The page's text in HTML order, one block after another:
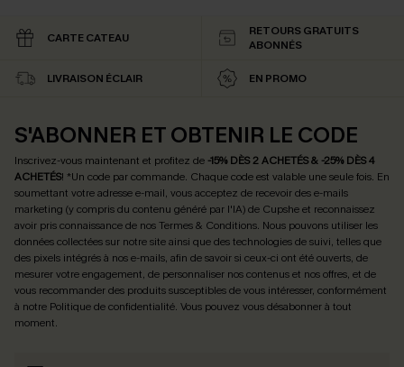
CARTE CATEAU
RETOURS GRATUITS
ABONNÉS
LIVRAISON ÉCLAIR EN PROMO
S'ABONNER ET OBTENIR LE CODE
Inscrivez-vous maintenant et profitez de -15% DÈS 2 ACHETÉS & -25% DÈS 4
ACHETÉS! *Un code par commande. Chaque code est valable une seule fois. En
soumettant votre adresse e-mail, vous acceptez de recevoir des e-mails
marketing (y compris du contenu généré par l'IA) de Cupshe et reconnaissez
avoir pris connaissance de nosTermes & Conditions. Nous pouvons utiliser les
données collectées sur notre site ainsi que des technologies de suivi, telles que
des pixels intégrés à nos e-mails, afin de savoir si ceux-ci ont été ouverts, de
mesurer votre engagement, de personnaliser nos contenus et nos offres, et de
vous recommander des produits susceptibles de vous intéresser, conformément
à notre Politique de confidentialité. Vous pouvez vous désabonner à tout
moment.